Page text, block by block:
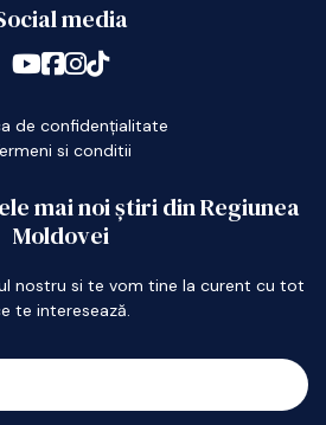
media
de confidențialitate
si conditii
mai noi știri din Regiunea
Moldovei
nostru si te vom tine la curent cu tot
te interesează.